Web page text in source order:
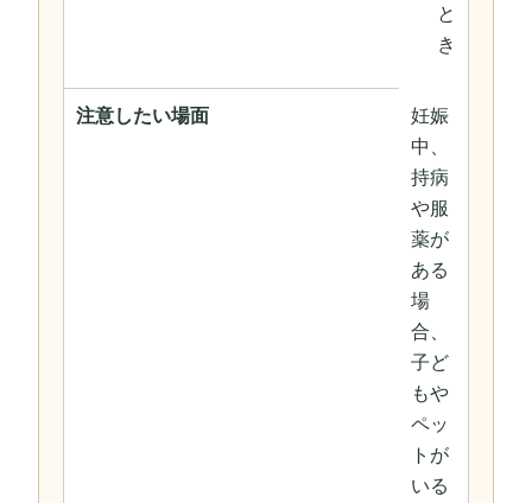
と
き
注意したい場面
妊娠
中、
持病
や服
薬が
ある
場
合、
子ど
もや
ペッ
トが
いる